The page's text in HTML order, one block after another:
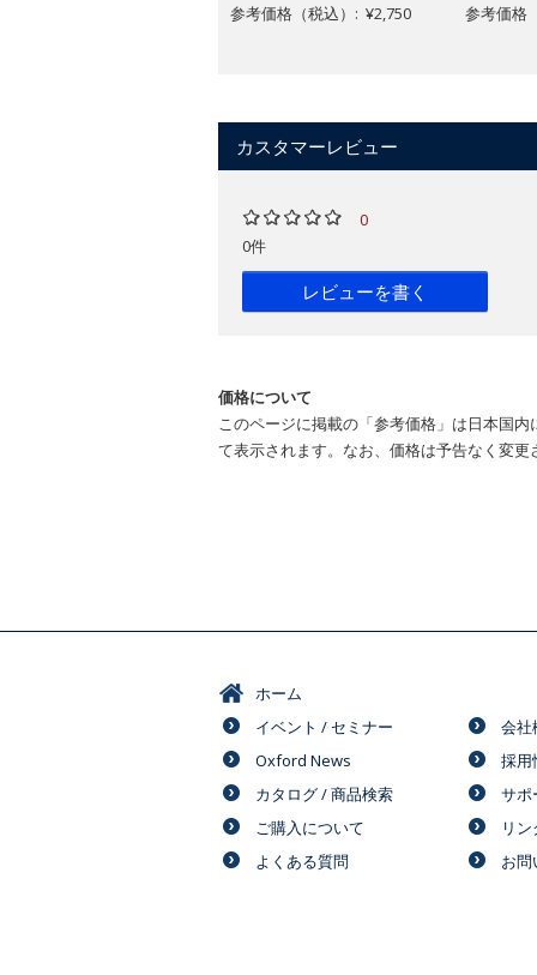
参考価格（税込）: ¥2,750
参考価格
カスタマーレビュー
0
0件
レビューを書く
価格について
このページに掲載の「参考価格」は日本国
て表示されます。なお、価格は予告なく変
ホーム
イベント / セミナー
Oxford News
カタログ / 商品検索
ご購入について
よくある質問
会社
採用
サポ
リ
お問